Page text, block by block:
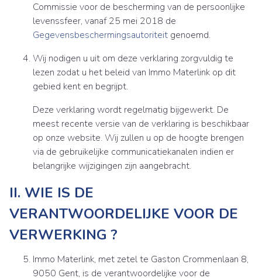
Commissie voor de bescherming van de persoonlijke
levenssfeer, vanaf 25 mei 2018 de
Gegevensbeschermingsautoriteit genoemd.
Wij nodigen u uit om deze verklaring zorgvuldig te
lezen zodat u het beleid van Immo Materlink op dit
gebied kent en begrijpt.
Deze verklaring wordt regelmatig bijgewerkt. De
meest recente versie van de verklaring is beschikbaar
op onze website. Wij zullen u op de hoogte brengen
via de gebruikelijke communicatiekanalen indien er
belangrijke wijzigingen zijn aangebracht.
II. WIE IS DE
VERANTWOORDELIJKE VOOR DE
VERWERKING ?
Immo Materlink, met zetel te Gaston Crommenlaan 8,
9050 Gent, is de verantwoordelijke voor de